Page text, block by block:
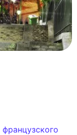
французского